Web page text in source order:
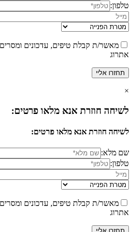
טלפון:
מאשר/ת קבלת טיפים, עדכונים
אתרוג
×
לשיחה חוזרת אנא מלאו פרטים:
לשיחה חוזרת אנא מלאו פרטים:
שם מלא:
טלפון:
מאשר/ת קבלת טיפים, עדכונים
אתרוג